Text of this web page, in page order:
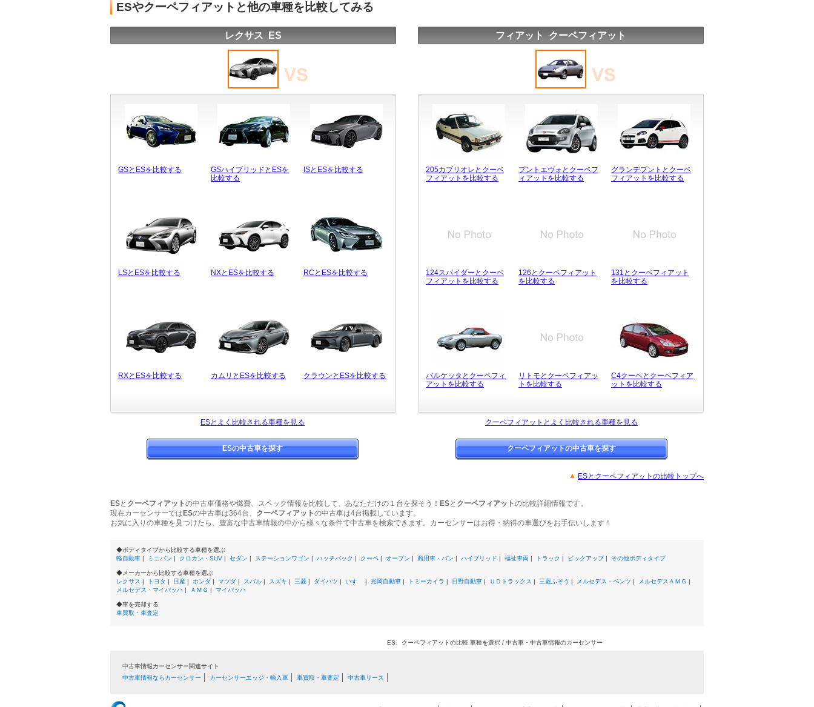
ESやクーペフィアットと他の車種を比較してみる
レクサス ES
GSとESを比較する
GSハイブリッドとESを
比較する
ISとESを比較する
LSとESを比較する NXとESを比較する RCとESを比較する
RXとESを比較する カムリとESを比較する クラウンとESを比較する
フィアット クーペフィアット
205カブリオレとクーペ
フィアットを比較する
プントエヴォとクーペフ
ィアットを比較する
グランデプントとクーペ
フィアットを比較する
124スパイダーとクーペ
フィアットを比較する
126とクーペフィアット
を比較する
131とクーペフィアット
を比較する
バルケッタとクーペフィ
アットを比較する
リトモとクーペフィアッ
トを比較する
C4クーペとクーペフィア
ットを比較する
ESとよく比較される車種を見る クーペフィアットとよく比較される車種を見る
ESの中古車を探す クーペフィアットの中古車を探す
ESとクーペフィアットの比較トップへ
ESと クーペフィアットの中古車価格や燃費、スペック情報を比較して、あなただけの１台を探そう！ ESと クーペフィアットの比較詳細情報です。
現在カーセンサーでは ESの中古車は364台、 クーペフィアットの中古車は4台掲載しています。
お気に入りの車種を見つけたら、豊富な中古車情報の中から様々な条件で中古車を検索できます。カーセンサーはお得・納得の車選びをお手伝いします！
◆ボディタイプから比較する車種を選ぶ
軽自動車 | ミニバン | クロカン・SUV | セダン | ステーションワゴン | ハッチバック | クーペ | オープン | 商用車・バン | ハイブリッド | 福祉車両 | トラック | ピックアップ| その他ボディタイプ
◆メーカーから比較する車種を選ぶ
レクサス | トヨタ | 日産 | ホンダ | マツダ | スバル | スズキ | 三菱 | ダイハツ | いすゞ | 光岡自動車 | トミーカイラ | 日野自動車 | ＵＤトラックス | 三菱ふそう | メルセデス・ベンツ | メルセデスＡＭＧ |
メルセデス・マイバッハ | ＡＭＧ | マイバッハ
◆車を売却する
車買取・車査定
ES、クーペフィアットの比較 車種を選択 / 中古車・中古車情報のカーセンサー
中古車情報カーセンサー関連サイト
中古車情報ならカーセンサー
カーセンサーエッジ・輸入車 車買取・車査定 中古車リース